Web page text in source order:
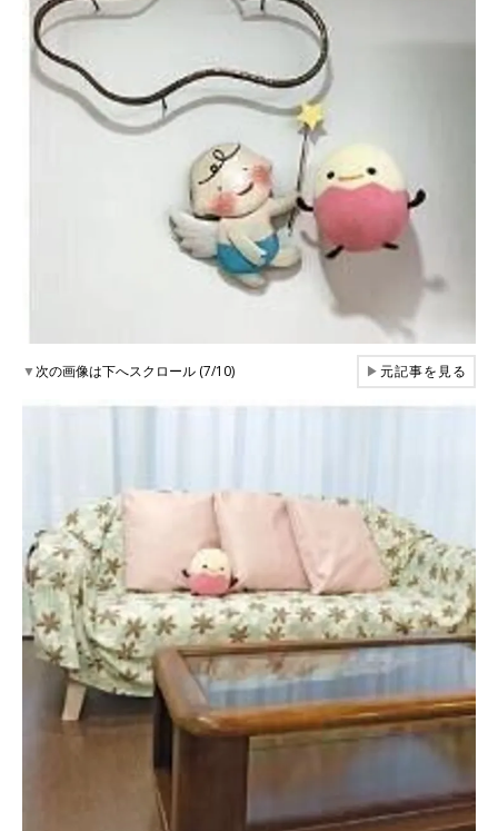
▼次の画像は下へスクロール (7/10) ▶元記事を見る